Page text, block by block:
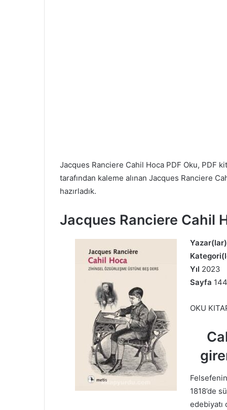
Jacques Ranciere Cahil Hoca PDF Oku, PDF
tarafından kaleme alınan Jacques Ranciere
hazırladık.
Jacques Ranciere Cahil
Yazar(lar)
Yıl 2023
Sayfa
OKU
1818’de
edebiyatı